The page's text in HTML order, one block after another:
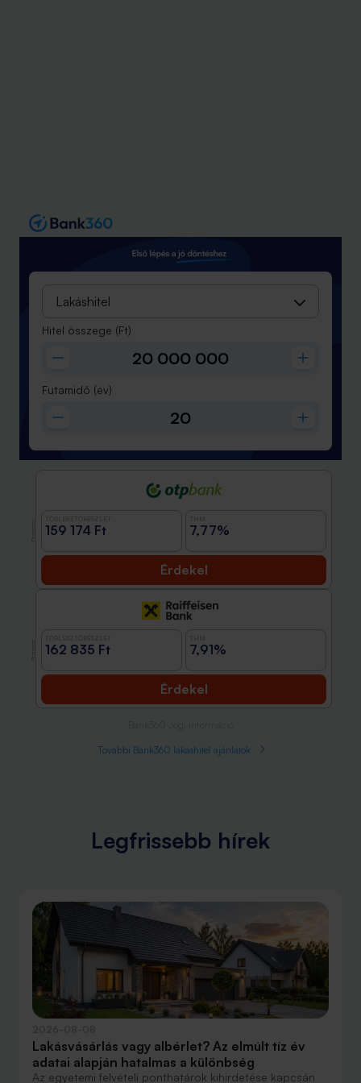
Lakáshitel
Hitel összege (Ft)
Futamidő (év)
159 174 Ft 7,77%
Érdekel
162 835 Ft 7,91%
Érdekel
További Bank360 lakáshitel ajánlatok
Legfrissebb hírek
Lakásvásárlás vagy albérlet? Az elmúlt tíz év
adatai alapján hatalmas a különbség
Az egyetemi felvételi ponthatárok kihirdetése kapcsán